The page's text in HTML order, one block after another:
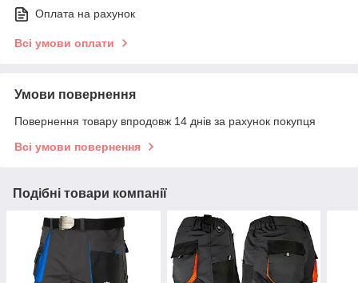
Оплата на рахунок
Всі умови оплати
Умови повернення
Повернення товару впродовж 14 днів за рахунок покупця
Всі умови повернення
Подібні товари компанії